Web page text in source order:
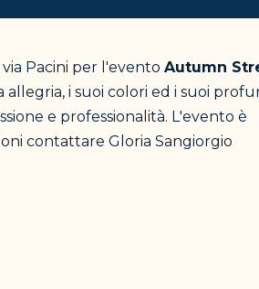
Pacini per l'evento Autumn
i suoi colori ed i suoi
e professionalità. L'evento è
contattare Gloria Sangiorgio